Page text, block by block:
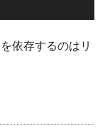
依存するのはリ